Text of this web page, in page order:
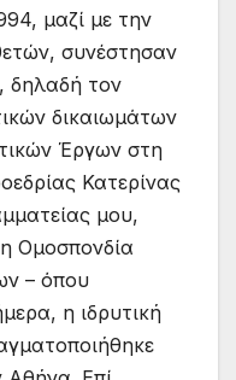
μαζί με την
συνέστησαν
δηλαδή τον
δικαιωμάτων
Έργων στη
Κατερίνας
μου,
Ομοσπονδία
– όπου
η ιδρυτική